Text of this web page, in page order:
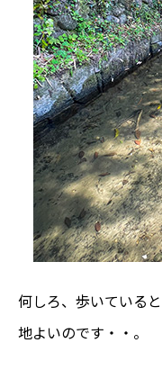
何しろ、歩いていると
地よいのです・・。